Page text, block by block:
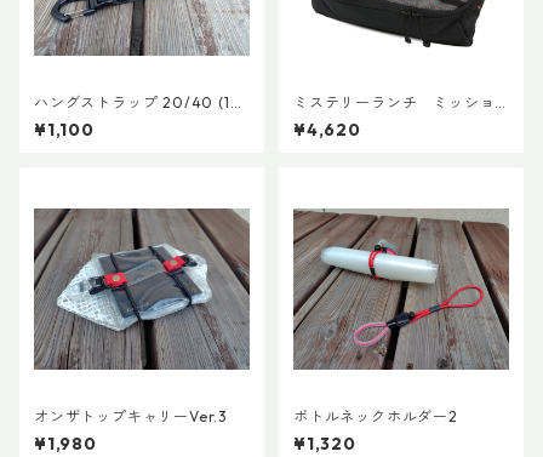
ハングストラップ 20/40 (1
本)
¥1,100
ミステリーランチ ミッショ
ンパッキングキューブ M ブ
ラック
¥4,620
オンザトップキャリーVer.3
¥1,980
ボトルネックホルダー2
¥1,320